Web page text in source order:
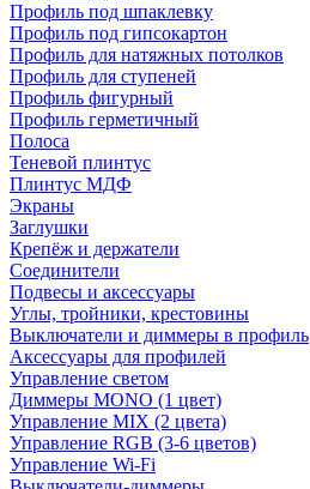
Профиль под шпаклевку
Профиль под гипсокартон
Профиль для натяжных потолков
Профиль для ступеней
Профиль фигурный
Профиль герметичный
Полоса
Теневой плинтус
Плинтус МДФ
Экраны
Заглушки
Крепёж и держатели
Соединители
Подвесы и аксессуары
Углы, тройники, крестовины
Выключатели и диммеры в профиль
Аксессуары для профилей
Управление светом
Диммеры MONO (1 цвет)
Управление MIX (2 цвета)
Управление RGB (3-6 цветов)
Управление Wi-Fi